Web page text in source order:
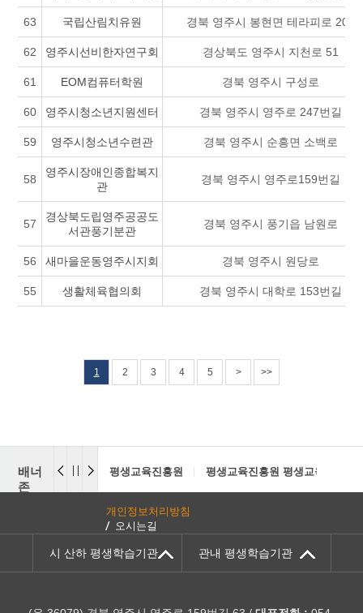
63 국립산림치유원 경북 영주시 봉현면 테라피로 209
62 영주시선비한자연구회 경상북도 영주시 지천로 51
61 EOM컴퓨터학원 경북 영주시 구성로
60 영주시청소년지원센터 경북 영주시 영주로 247번길
59 영주시청소년수련관 경북 영주시 순흥면 소백로
58
영주시장애인종합복지
관
경북 영주시 영주로159번길
57
경상북도립영주공공도
서관풍기분관
경북 영주시 풍기읍 남원로
56 새마을운동영주시지회 경북 영주시 원당로
55 생활체육협의회 경북 영주시 대학로 153번길
1 2 3 4 5 > >>
배너
존
평생교육진흥원 평생교육진흥원 평생교육센터
개인정보처리방침
오시는길
시 산하 평생학습기관 관내 평생학습기관